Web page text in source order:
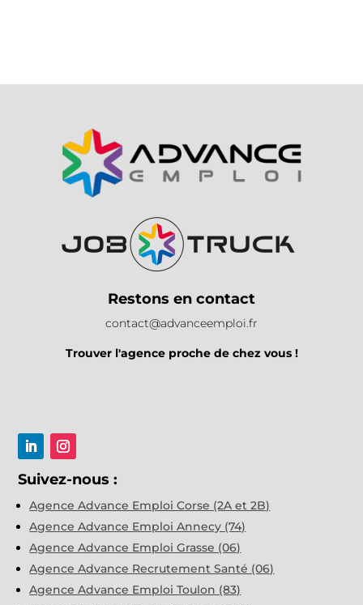
Restons en contact
contact@advanceemploi.fr
Trouver l'agence proche de chez vous !
Suivez-nous :
Agence Advance Emploi Corse (2A et 2B)
Agence Advance Emploi Annecy (74)
Agence Advance Emploi Grasse (06)
Agence Advance Recrutement Santé (06)
Agence Advance Emploi Toulon (83)